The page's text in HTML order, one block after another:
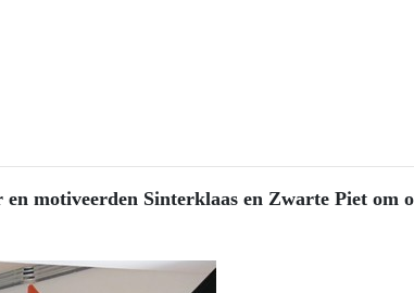
motiveerden Sinterklaas en Zwarte Piet om